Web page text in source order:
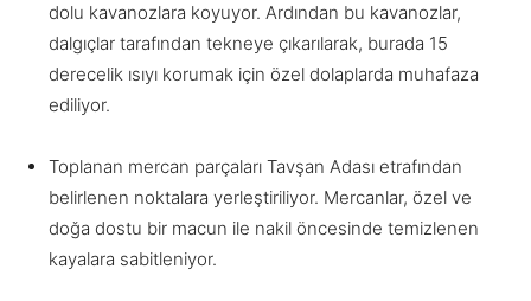
dolu kavanozlara koyuyor. Ardından bu kavanozlar,
dalgıçlar tarafından tekneye çıkarılarak, burada 15
derecelik ısıyı korumak için özel dolaplarda muhafaza
ediliyor.
Toplanan mercan parçaları Tavşan Adası etrafından
belirlenen noktalara yerleştiriliyor. Mercanlar, özel ve
doğa dostu bir macun ile nakil öncesinde temizlenen
kayalara sabitleniyor.